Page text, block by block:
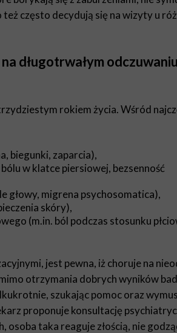
często decydują się na wizyty u
długotrwałym
rokiem życia. Wśród
biegunki, zaparcia),
w klatce piersiowej, bezsenność
głowy, migrena psychosomatica),
skóry),
(m.in. ból podczas stosunku
jest pewna, iż choruje na
otrzymania dobrych wyników
szukając pomoc oraz
proponuje konsultację
taka reaguje złością, nie